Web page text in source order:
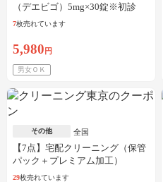
（デエビゴ）5mg×30錠※初診
料・送料込
7枚売れています
5,980 円
男女ＯＫ
その他 全国
【7点】宅配クリーニング（保管
パック＋プレミアム加工）
29枚売れています